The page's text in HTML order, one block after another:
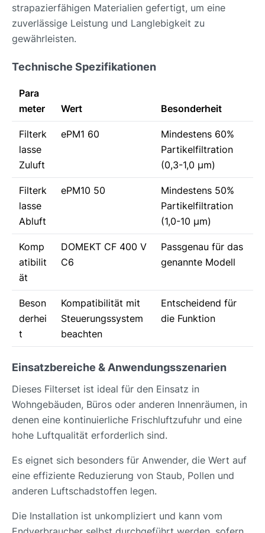
strapazierfähigen Materialien gefertigt, um eine
zuverlässige Leistung und Langlebigkeit zu
gewährleisten.
Technische Spezifikationen
Para
meter
Wert Besonderheit
Filterk
lasse
Zuluft
ePM1 60
Mindestens 60%
Partikelfiltration
(0,3-1,0 µm)
Filterk
lasse
Abluft
ePM10 50
Mindestens 50%
Partikelfiltration
(1,0-10 µm)
Komp
atibilit
ät
DOMEKT CF 400 V
C6
Passgenau für das
genannte Modell
Beson
derhei
t
Kompatibilität mit
Steuerungssystem
beachten
Entscheidend für
die Funktion
Einsatzbereiche & Anwendungsszenarien
Dieses Filterset ist ideal für den Einsatz in
Wohngebäuden, Büros oder anderen Innenräumen, in
denen eine kontinuierliche Frischluftzufuhr und eine
hohe Luftqualität erforderlich sind.
Es eignet sich besonders für Anwender, die Wert auf
eine effiziente Reduzierung von Staub, Pollen und
anderen Luftschadstoffen legen.
Die Installation ist unkompliziert und kann vom